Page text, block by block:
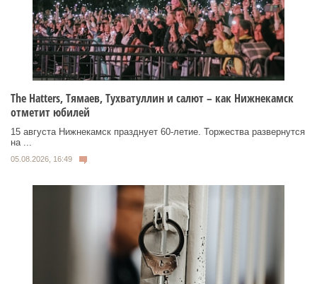
Тhe Нatters, Тямаев, Тухватуллин и салют – как Нижнекамск
отметит юбилей
15 августа Нижнекамск празднует 60‑летие. Торжества развернутся
на ...
05.08.2026, 16:49